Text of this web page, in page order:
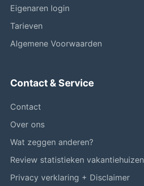
Eigenaren login
Tarieven
Algemene Voorwaarden
Contact & Service
Contact
Over ons
Wat zeggen anderen?
Review statistieken vakantiehuizen
Privacy verklaring + Disclaimer